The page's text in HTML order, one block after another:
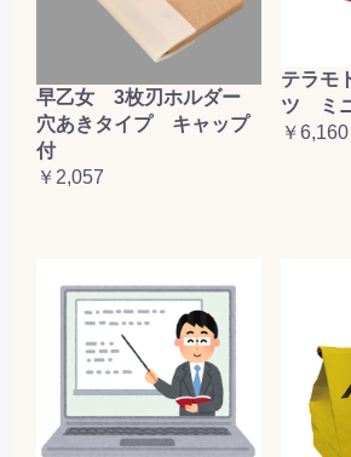
早乙女 3枚刃ホルダー
穴あきタイプ キャップ
付
￥2,057
テラモ
ツ ミ
￥6,160